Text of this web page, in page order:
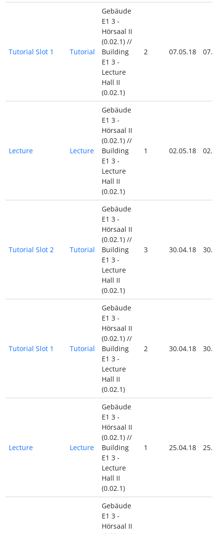
Tutorial Slot 1 Tutorial
Gebäude
E1 3 -
Hörsaal II
(0.02.1) //
Building
E1 3 -
Lecture
Hall II
(0.02.1)
2 07.05.18
Lecture Lecture
Gebäude
E1 3 -
Hörsaal II
(0.02.1) //
Building
E1 3 -
Lecture
Hall II
(0.02.1)
1 02.05.18
Tutorial Slot 2 Tutorial
Gebäude
E1 3 -
Hörsaal II
(0.02.1) //
Building
E1 3 -
Lecture
Hall II
(0.02.1)
3 30.04.18
Tutorial Slot 1 Tutorial
Gebäude
E1 3 -
Hörsaal II
(0.02.1) //
Building
E1 3 -
Lecture
Hall II
(0.02.1)
2 30.04.18
Lecture Lecture
Gebäude
E1 3 -
Hörsaal II
(0.02.1) //
Building
E1 3 -
Lecture
Hall II
(0.02.1)
1 25.04.18
Gebäude
E1 3 -
Hörsaal II